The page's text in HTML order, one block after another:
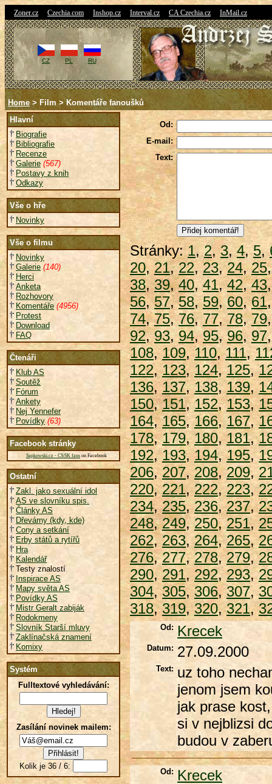
Zoner.cz Czechia.com Inshop.cz Interval.cz CA Czechia.cz InMail.cz
CZ PL RU
Home > Film > Komentáře fanoušků
Hlavní
Biografie
Bibliografie
Recenze
Galerie (567)
Postavy z knih
Odkazy
Vše o hře
Novinky
Vše o filmu
Novinky
Galerie (140)
Herci
Anketa
Rozhovory
Komentáře (4956)
Protest
Download
FAQ
Čtenáři
Klub AS
Soutěž
Fórum
Ankety
Nej Yennefer
Povídky (63)
Facebook stránky
Sapkowski.cz - CS/SK fans on Facebook
Ostatní
Zakl. jako sexuální idol
AS ve slovníku spis.
Články AS
Dřevárny (kdy, kde)
Cony a setkání
Erby států a rytířů
Hra
Kalendář
Testy znalostí
Inspirace AS
Mapy světa AS
Povídky AS
Mistr Geralt zabiják
Rodokmeny
Slovník Starší mluvy
Zaklínačská znamení
Komixy
Systém
Fulltextové vyhledávání:
Zasílání novinek mailem:
Kolik je 36 / 6:
Od:
E-mail:
Text:
Stránky: 1,2,3,4,5,
20, 21,22,23,24,25
38, 39,40,41,42,43
56,57,58, 59, 60, 61
74,75,76,77,78,79
92,93,94,95, 96, 97
108,109, 110,111,
122,123, 124,125,
136,137,138, 139,
150,151,152,153,
164,165, 166,167,
178,179,180, 181,
192,193,194,195,
206, 207, 208,209,
220,221, 222,223,
234,235,236,237,
248,249,250,251,
262,263,264,265,
276,277, 278, 279,
290,291, 292, 293,
304,305, 306,307,
318,319, 320,321,
Od: Krecek
Datum: 27.09.2000
Text: uz toho
jenom jsem
jak prase
si v nejblizsi
budou v
Od: Krecek